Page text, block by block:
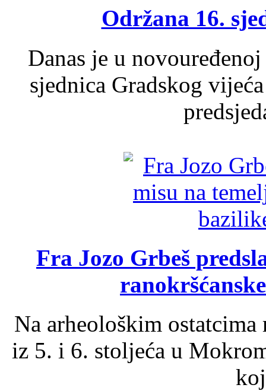
Održana 16.
Danas je u
sjednica Gradskog
Fra Jozo Grbeš
Na arheološkim
iz 5. i 6. stoljeća u